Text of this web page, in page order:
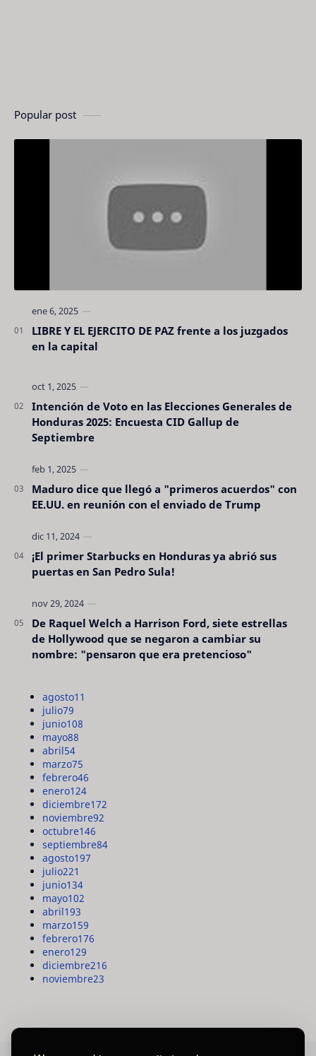
Popular post
LIBRE Y EL EJERCITO DE PAZ frente a los juzgados
en la capital
Intención de Voto en las Elecciones Generales de
Honduras 2025: Encuesta CID Gallup de
Septiembre
Maduro dice que llegó a "primeros acuerdos" con
EE.UU. en reunión con el enviado de Trump
¡El primer Starbucks en Honduras ya abrió sus
puertas en San Pedro Sula!
De Raquel Welch a Harrison Ford, siete estrellas
de Hollywood que se negaron a cambiar su
nombre: "pensaron que era pretencioso"
agosto11
julio79
junio108
mayo88
abril54
marzo75
febrero46
enero124
diciembre172
noviembre92
octubre146
septiembre84
agosto197
julio221
junio134
mayo102
abril193
marzo159
febrero176
enero129
diciembre216
noviembre23